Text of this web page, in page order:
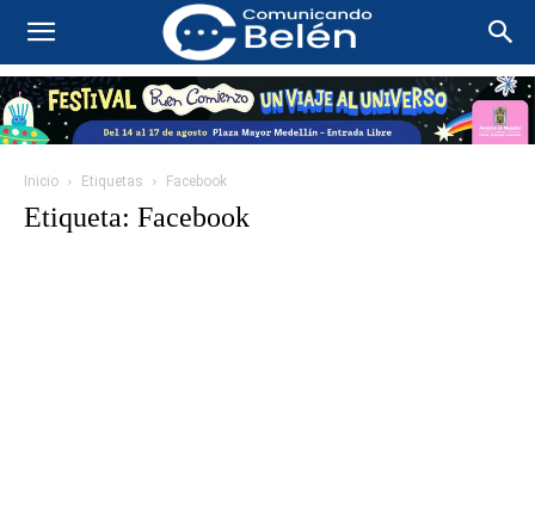
Inicio Etiquetas Facebook
Etiqueta: Facebook